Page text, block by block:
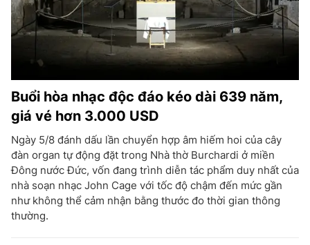
Buổi hòa nhạc độc đáo kéo dài 639 năm,
giá vé hơn 3.000 USD
Ngày 5/8 đánh dấu lần chuyển hợp âm hiếm hoi của cây
đàn organ tự động đặt trong Nhà thờ Burchardi ở miền
Đông nước Đức, vốn đang trình diễn tác phẩm duy nhất của
nhà soạn nhạc John Cage với tốc độ chậm đến mức gần
như không thể cảm nhận bằng thước đo thời gian thông
thường.